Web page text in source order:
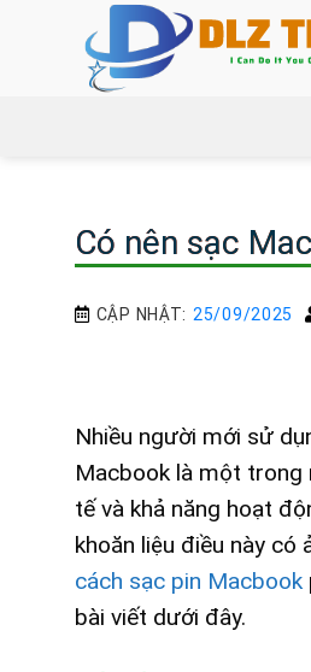
Có nên sạc
CẬP NHẬT: 25/09/2025
Nhiều người mới sử
Macbook là một trong
tế và khả năng hoạt
khoăn liệu điều này có
cách sạc pin Macbook
bài viết dưới đây.